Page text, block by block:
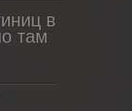
в
там